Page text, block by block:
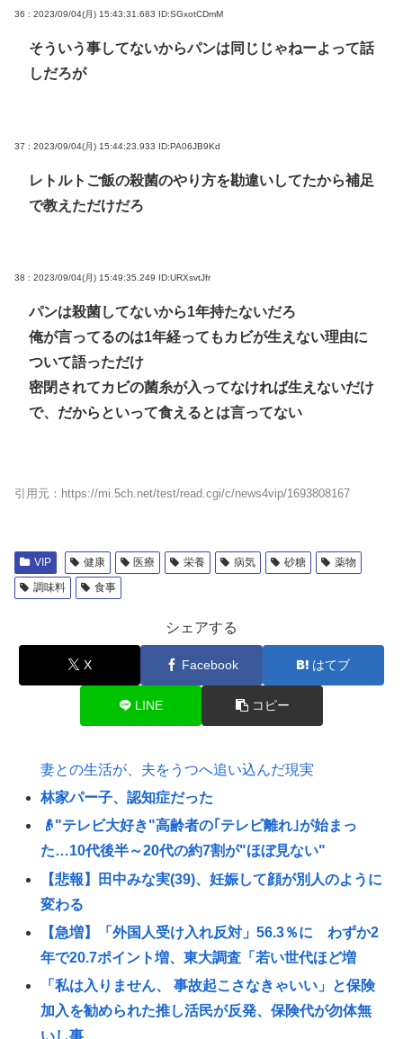
36 : 2023/09/04(月) 15:43:31.683 ID:SGxotCDmM
そういう事してないからパンは同じじゃねーよって話
しだろが
37 : 2023/09/04(月) 15:44:23.933 ID:PA06JB9Kd
レトルトご飯の殺菌のやり方を勘違いしてたから補足
で教えただけだろ
38 : 2023/09/04(月) 15:49:35.249 ID:URXsvtJfr
パンは殺菌してないから1年持たないだろ
俺が言ってるのは1年経ってもカビが生えない理由に
ついて語っただけ
密閉されてカビの菌糸が入ってなければ生えないだけ
で、だからといって食えるとは言ってない
引用元：https://mi.5ch.net/test/read.cgi/c/news4vip/1693808167
VIP 健康 医療 栄養 病気 砂糖
薬物
調味料
食事
シェアする
X Facebook はてブ
LINE コピー
妻との生活が、夫をうつへ追い込んだ現実
林家パー子、認知症だった
👴"テレビ大好き"高齢者の｢テレビ離れ｣が始まっ
た…10代後半～20代の約7割が"ほぼ見ない"
【悲報】田中みな実(39)、妊娠して顔が別人のように
変わる
【急増】「外国人受け入れ反対」56.3％に わずか2
年で20.7ポイント増、東大調査「若い世代ほど増
「私は入りません、 事故起こさなきゃいい」と保険
加入を勧められた推し活民が反発、保険代が勿体無
いし事